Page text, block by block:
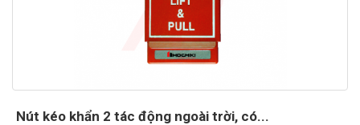
Nút kéo khẩn 2 tác động ngoài trời, có...